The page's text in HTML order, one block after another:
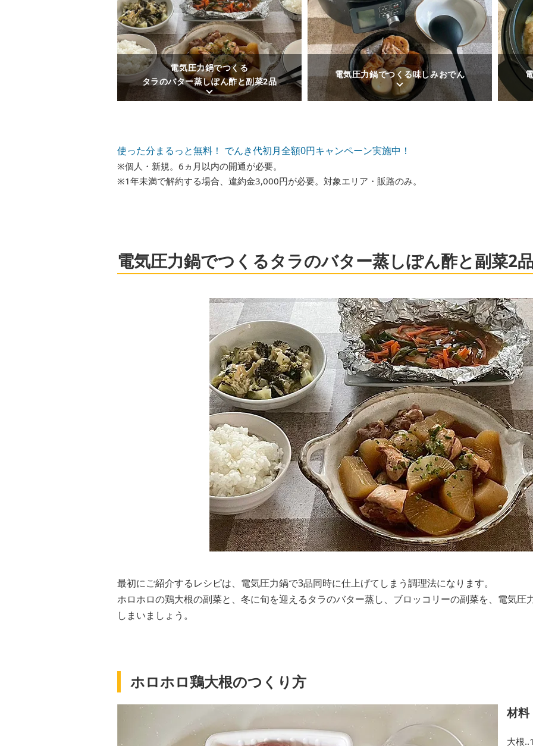
電気圧力鍋でつくる
タラのバター蒸しぽん酢と副菜2品
電気圧力鍋でつくる味しみおでん
使った分まるっと無料！ でんき代初月全額0円キャンペーン実施中！
※個人・新規。6ヵ月以内の開通が必要。
※1年未満で解約する場合、違約金3,000円が必要。対象エリア・販路のみ。
電気圧力鍋でつくるタラのバター蒸しぽん酢と副菜2
最初にご紹介するレシピは、電気圧力鍋で3品同時に仕上げてしまう調理法になります。
ホロホロの鶏大根の副菜と、冬に旬を迎えるタラのバター蒸し、ブロッコリーの副菜を、電気圧
しまいましょう。
ホロホロ鶏大根のつくり方
材料
大根